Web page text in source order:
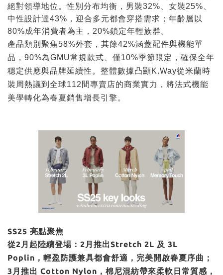
絕對領導地位。性別分布均衡，男裝32%、女裝25%、
中性設計達43%，迎合多元都會穿搭需求；年齡層以
80%成年消費者為主，20%鎖定年輕族群。
產品類別聚焦58%外套，其餘42%涵蓋配件與機能單
品，90%為GMU常規款式、僅10%季節限定，確保全年
穩定供應與品牌延續性。整體數據凸顯K.Way從米蘭時
裝周熱議到全球112間專賣店的商業實力，將法式機能
美學轉化為春夏銷售增長引擎。
SS25 亮點聚焦
從2月起陸續登場：2月推出Stretch 2L 及 3L
Poplin，輕盈防護兼具都會舒適，完美開啟春夏序曲；
3月推出 Cotton Nylon，棉尼混紡帶來柔軟日常質感，